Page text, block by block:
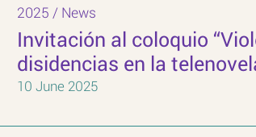
2025 / News
Invitación al coloquio
disidencias en la
10 June 2025